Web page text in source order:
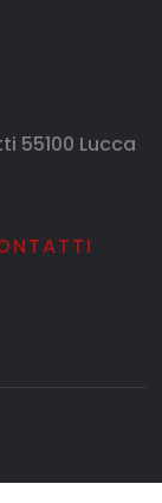
55100 Lucca